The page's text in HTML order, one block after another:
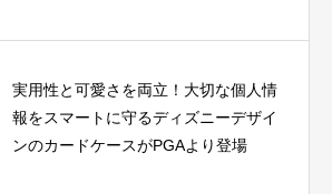
実用性と可愛さを両立！大切な個人情
報をスマートに守るディズニーデザイ
ンのカードケースがPGAより登場